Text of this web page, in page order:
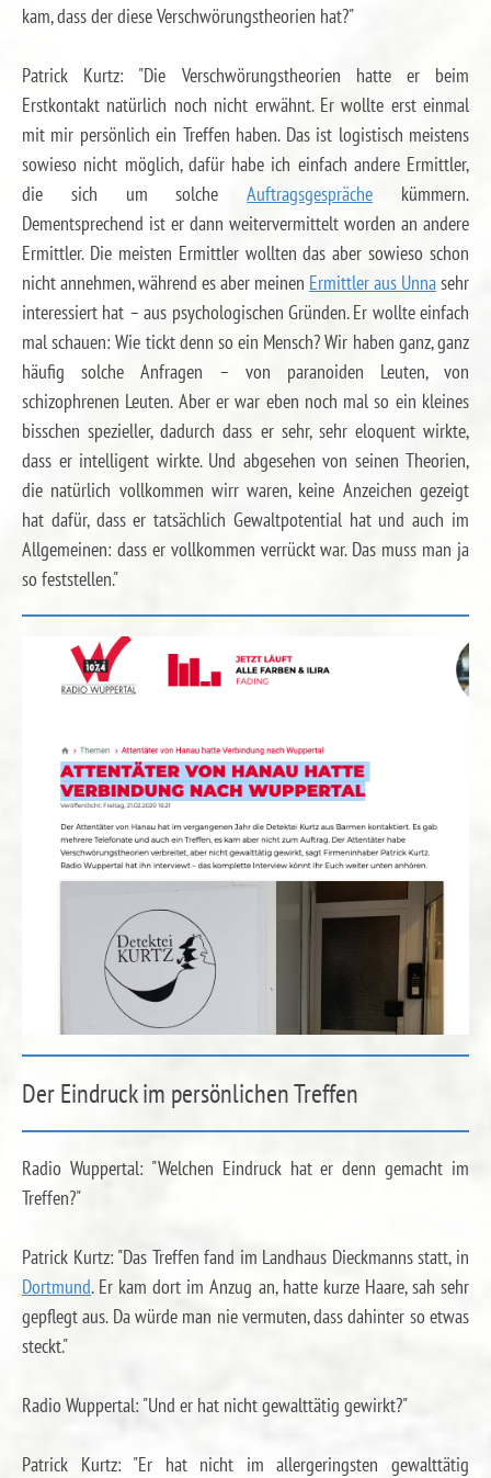
kam, dass der diese Verschwörungstheorien hat?"
Patrick Kurtz: "Die Verschwörungstheorien hatte er beim
Erstkontakt natürlich noch nicht erwähnt. Er wollte erst einmal
mit mir persönlich ein Treffen haben. Das ist logistisch meistens
sowieso nicht möglich, dafür habe ich einfach andere Ermittler,
die sich um solcheAuftragsgespräche kümmern.
Dementsprechend ist er dann weitervermittelt worden an andere
Ermittler. Die meisten Ermittler wollten das aber sowieso schon
nicht annehmen, während es aber meinen Ermittler aus Unnasehr
interessiert hat – aus psychologischen Gründen. Er wollte einfach
mal schauen: Wie tickt denn so ein Mensch? Wir haben ganz, ganz
häufig solche Anfragen – von paranoiden Leuten, von
schizophrenen Leuten. Aber er war eben noch mal so ein kleines
bisschen spezieller, dadurch dass er sehr, sehr eloquent wirkte,
dass er intelligent wirkte. Und abgesehen von seinen Theorien,
die natürlich vollkommen wirr waren, keine Anzeichen gezeigt
hat dafür, dass er tatsächlich Gewaltpotential hat und auch im
Allgemeinen: dass er vollkommen verrückt war. Das muss man ja
so feststellen."
Der Eindruck im persönlichen Treffen
Radio Wuppertal: "Welchen Eindruck hat er denn gemacht im
Treffen?"
Patrick Kurtz: "Das Treffen fand im Landhaus Dieckmanns statt, in
Dortmund. Er kam dort im Anzug an, hatte kurze Haare, sah sehr
gepflegt aus. Da würde man nie vermuten, dass dahinter so etwas
steckt."
Radio Wuppertal: "Und er hat nicht gewalttätig gewirkt?"
Patrick Kurtz: "Er hat nicht im allergeringsten gewalttätig